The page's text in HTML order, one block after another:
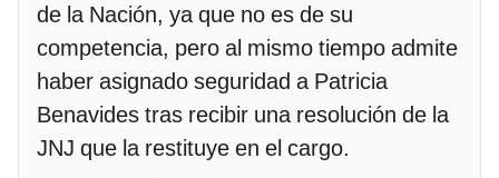
de la Nación, ya que no es de su
competencia, pero al mismo tiempo admite
haber asignado seguridad a Patricia
Benavides tras recibir una resolución de la
JNJ que la restituye en el cargo.